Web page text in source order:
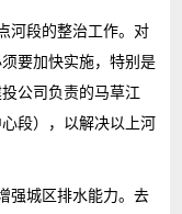
河段的整治工作。对
要加快实施，特别是
公司负责的马草江
段），以解决以上河
强城区排水能力。去